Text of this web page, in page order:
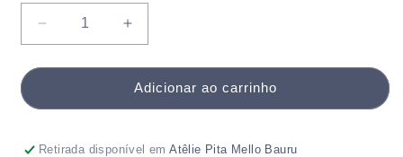
Diminuir
a
quantidade
Kit
Bordar
Aumentar
a
quantidade
de
Kit
Bordar
Adicionar ao carrinho
Retirada disponível emAtêlie Pita Mello Bauru